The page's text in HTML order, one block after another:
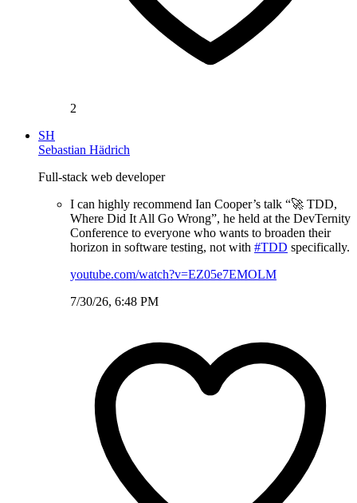
2
SH
Sebastian Hädrich
Full-stack web developer
I can highly recommend Ian Cooper’s talk “🚀 TDD,
Where Did It All Go Wrong”, he held at the DevTernity
Conference to everyone who wants to broaden their
horizon in software testing, not with #TDD specifically.
youtube.com/watch?v=EZ05e7EMOLM
7/30/26, 6:48 PM